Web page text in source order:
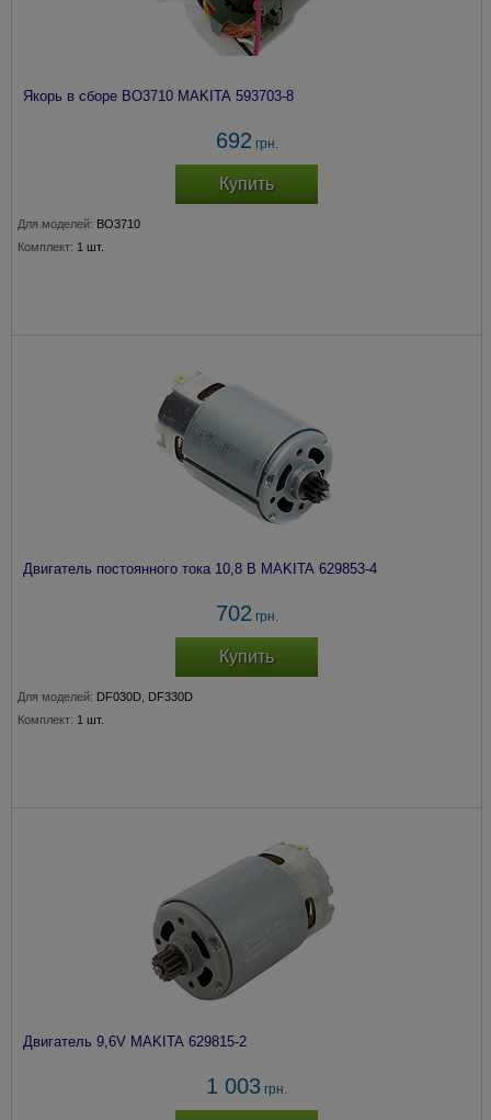
Якорь в сборе BO3710 MAKITA 593703-8
692 грн.
Купить
Для моделей: BO3710
Комплект: 1 шт.
Двигатель постоянного тока 10,8 В MAKITA 629853-4
702 грн.
Купить
Для моделей: DF030D, DF330D
Комплект: 1 шт.
Двигатель 9,6V MAKITA 629815-2
1 003 грн.